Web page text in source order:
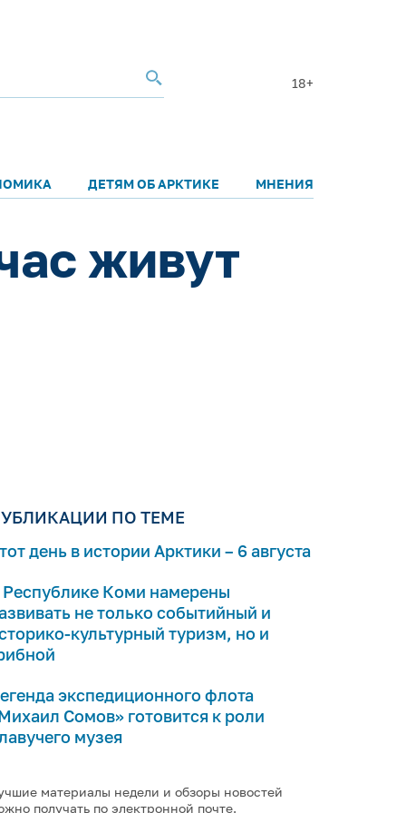
18+
ДЕТЯМ ОБ АРКТИКЕ МНЕНИЯ
живут
ПО ТЕМЕ
день в истории Арктики – 6 августа
Республике Коми намерены
не только событийный и
культурный туризм, но и
экспедиционного флота
Сомов» готовится к роли
музея
материалы недели и обзоры новостей
получать по электронной почте.